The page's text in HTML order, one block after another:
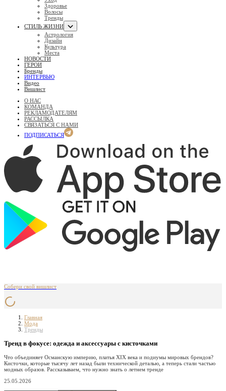
Здоровье
Волосы
Тренды
СТИЛЬ ЖИЗНИ
Астрология
Дизайн
Культура
Места
НОВОСТИ
ГЕРОИ
Бренды
ИНТЕРВЬЮ
Видео
Вишлист
О НАС
КОМАНДА
РЕКЛАМОДАТЕЛЯМ
РАССЫЛКА
СВЯЗАТЬСЯ С НАМИ
ПОДПИСАТЬСЯ
Собери свой вишлист
Главная
Мода
Тренды
Тренд в фокусе: одежда и аксессуары с кисточками
Что объединяет Османскую империю, платья XIX века и подиумы мировых брендов?
Кисточки, которые тысячу лет назад были технической деталью, а теперь стали частью
модных образов. Рассказываем, что нужно знать о летнем тренде
25.05.2026